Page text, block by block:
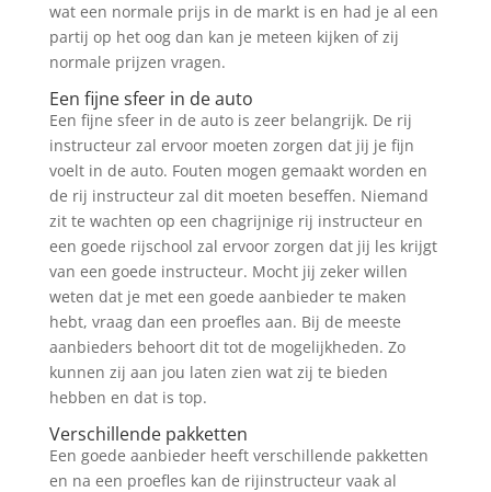
wat een normale prijs in de markt is en had je al een
partij op het oog dan kan je meteen kijken of zij
normale prijzen vragen.
Een fijne sfeer in de auto
Een fijne sfeer in de auto is zeer belangrijk. De rij
instructeur zal ervoor moeten zorgen dat jij je fijn
voelt in de auto. Fouten mogen gemaakt worden en
de rij instructeur zal dit moeten beseffen. Niemand
zit te wachten op een chagrijnige rij instructeur en
een goede rijschool zal ervoor zorgen dat jij les krijgt
van een goede instructeur. Mocht jij zeker willen
weten dat je met een goede aanbieder te maken
hebt, vraag dan een proefles aan. Bij de meeste
aanbieders behoort dit tot de mogelijkheden. Zo
kunnen zij aan jou laten zien wat zij te bieden
hebben en dat is top.
Verschillende pakketten
Een goede aanbieder heeft verschillende pakketten
en na een proefles kan de rijinstructeur vaak al